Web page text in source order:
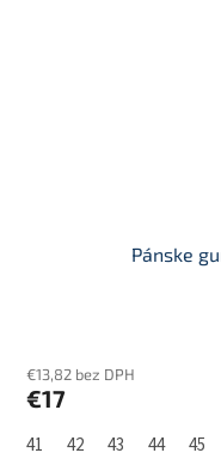
Pánske
€13,82 bez DPH
€17
41 42 43 44 45